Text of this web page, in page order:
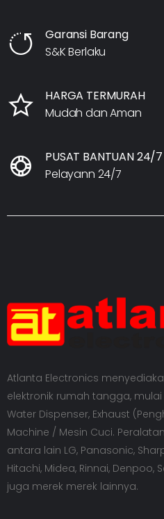
Garansi Barang
S&K Berlaku
HARGA TERMURAH
Mudah dan Aman
PUSAT BANTUAN 24/7
Pelayann 24/7
Atlanta Electronics
elektronik rumah tangga, mulai
Water Dispenser, Exhaust
Machine / Mesin Cuci.
antara lain LG, Panasonic,
Hitachi, Midea, Rinnai, Denpoo,
juga merek merek lainnya.